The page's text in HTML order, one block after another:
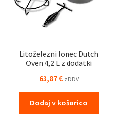
Litoželezni lonec Dutch
Oven 4,2 L z dodatki
63,87€ z DDV
Dodaj v košarico